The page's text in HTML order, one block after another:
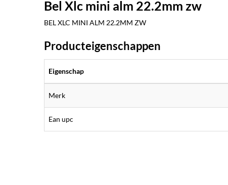
Bel Xlc mini alm 22.2mm zw
BEL XLC MINI ALM 22.2MM ZW
Producteigenschappen
Eigenschap
Merk
Ean upc